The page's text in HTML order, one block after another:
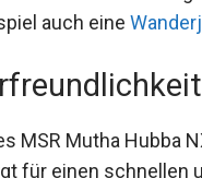
auch eine
MSR Mutha Hubba
sorgt für einen